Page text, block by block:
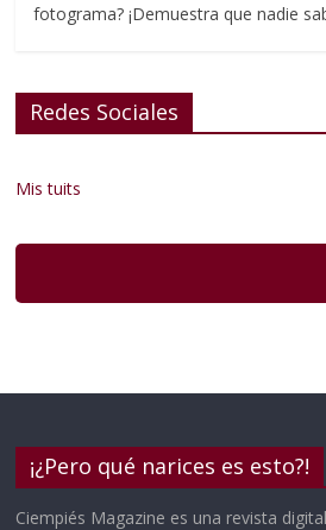
fotograma? ¡Demuestra que nadie
Redes Sociales
Mis tuits
¡¿Pero qué narices es esto?!
Ciempiés Magazine es una revista